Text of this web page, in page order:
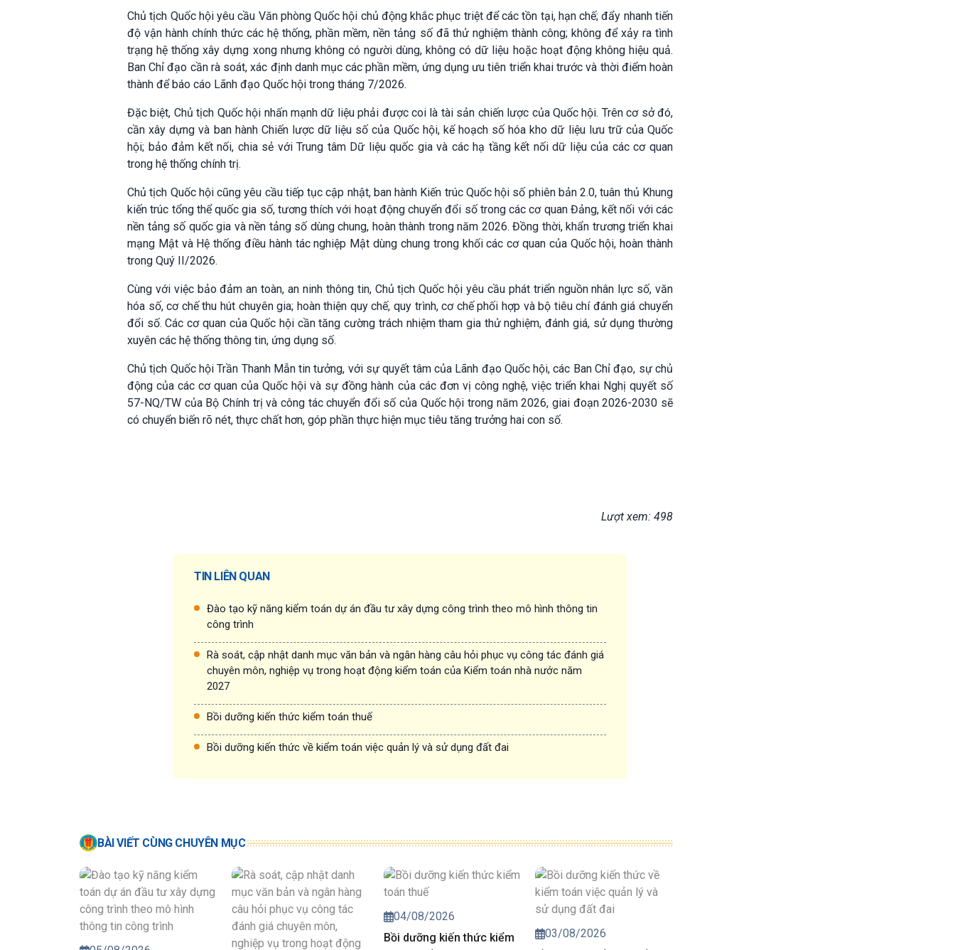
Chủ tịch Quốc hội yêu cầu Văn phòng Quốc hội chủ động khắc phục triệt để các tồn tại, hạn chế; đẩy nhanh tiến
độ vận hành chính thức các hệ thống, phần mềm, nền tảng số đã thử nghiệm thành công; không để xảy ra tình
trạng hệ thống xây dựng xong nhưng không có người dùng, không có dữ liệu hoặc hoạt động không hiệu quả.
Ban Chỉ đạo cần rà soát, xác định danh mục các phần mềm, ứng dụng ưu tiên triển khai trước và thời điểm hoàn
thành để báo cáo Lãnh đạo Quốc hội trong tháng 7/2026.
Đặc biệt, Chủ tịch Quốc hội nhấn mạnh dữ liệu phải được coi là tài sản chiến lược của Quốc hội. Trên cơ sở đó,
cần xây dựng và ban hành Chiến lược dữ liệu số của Quốc hội, kế hoạch số hóa kho dữ liệu lưu trữ của Quốc
hội; bảo đảm kết nối, chia sẻ với Trung tâm Dữ liệu quốc gia và các hạ tầng kết nối dữ liệu của các cơ quan
trong hệ thống chính trị.
Chủ tịch Quốc hội cũng yêu cầu tiếp tục cập nhật, ban hành Kiến trúc Quốc hội số phiên bản 2.0, tuân thủ Khung
kiến trúc tổng thể quốc gia số, tương thích với hoạt động chuyển đổi số trong các cơ quan Đảng, kết nối với các
nền tảng số quốc gia và nền tảng số dùng chung, hoàn thành trong năm 2026. Đồng thời, khẩn trương triển khai
mạng Mật và Hệ thống điều hành tác nghiệp Mật dùng chung trong khối các cơ quan của Quốc hội, hoàn thành
trong Quý II/2026.
Cùng với việc bảo đảm an toàn, an ninh thông tin, Chủ tịch Quốc hội yêu cầu phát triển nguồn nhân lực số, văn
hóa số, cơ chế thu hút chuyên gia; hoàn thiện quy chế, quy trình, cơ chế phối hợp và bộ tiêu chí đánh giá chuyển
đổi số. Các cơ quan của Quốc hội cần tăng cường trách nhiệm tham gia thử nghiệm, đánh giá, sử dụng thường
xuyên các hệ thống thông tin, ứng dụng số.
Chủ tịch Quốc hội Trần Thanh Mẫn tin tưởng, với sự quyết tâm của Lãnh đạo Quốc hội, các Ban Chỉ đạo, sự chủ
động của các cơ quan của Quốc hội và sự đồng hành của các đơn vị công nghệ, việc triển khai Nghị quyết số
57-NQ/TW của Bộ Chính trị và công tác chuyển đổi số của Quốc hội trong năm 2026, giai đoạn 2026-2030 sẽ
có chuyển biến rõ nét, thực chất hơn, góp phần thực hiện mục tiêu tăng trưởng hai con số.
Lượt xem: 498
TIN LIÊN QUAN
Đào tạo kỹ năng kiểm toán dự án đầu tư xây dựng công trình theo mô hình thông tin
công trình
Rà soát, cập nhật danh mục văn bản và ngân hàng câu hỏi phục vụ công tác đánh giá
chuyên môn, nghiệp vụ trong hoạt động kiểm toán của Kiểm toán nhà nước năm
2027
Bồi dưỡng kiến thức kiểm toán thuế
Bồi dưỡng kiến thức về kiểm toán việc quản lý và sử dụng đất đai
BÀI VIẾT CÙNG CHUYÊN MỤC
04/08/2026
Bồi dưỡng kiến thức kiểm
03/08/2026